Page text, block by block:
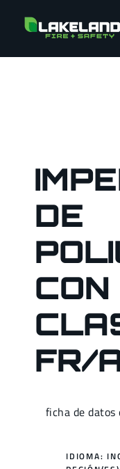
DE
CON
FR/
ficha de
IDIOMA: